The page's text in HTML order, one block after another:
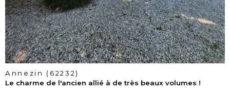
Annezin (62232)
Le charme de l'ancien allié à de très beaux volumes !